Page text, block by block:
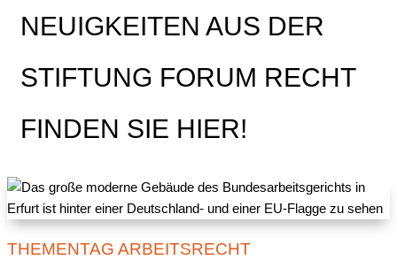
NEUIGKEITEN AUS DER
STIFTUNG FORUM RECHT
FINDEN SIE HIER!
THEMENTAG ARBEITSRECHT